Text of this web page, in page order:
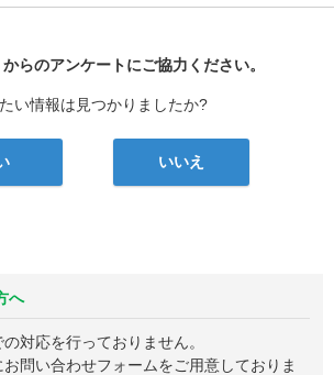
病院なび
からのアンケートにご協力ください。
い情報は見つかりましたか?
いいえ
へ
対応を行っておりません。
問い合わせフォームをご用意しておりま